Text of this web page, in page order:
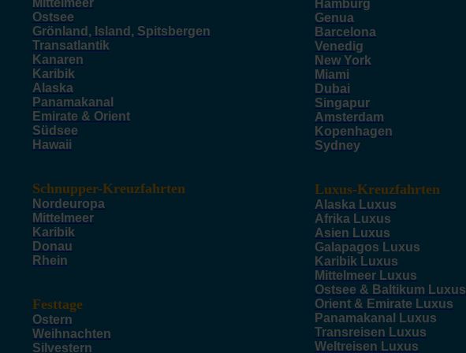
Mittelmeer
Ostsee
Grönland, Island, Spitsbergen
Transatlantik
Kanaren
Karibik
Alaska
Panamakanal
Emirate & Orient
Südsee
Hawaii
Schnupper-Kreuzfahrten
Nordeuropa
Mittelmeer
Karibik
Donau
Rhein
Festtage
Ostern
Weihnachten
Silvestern
Hamburg
Genua
Barcelona
Venedig
New York
Miami
Dubai
Singapur
Amsterdam
Kopenhagen
Sydney
Luxus-Kreuzfahrten
Alaska Luxus
Afrika Luxus
Asien Luxus
Galapagos Luxus
Karibik Luxus
Mittelmeer Luxus
Ostsee & Baltikum Luxus
Orient & Emirate Luxus
Panamakanal Luxus
Transreisen Luxus
Weltreisen Luxus